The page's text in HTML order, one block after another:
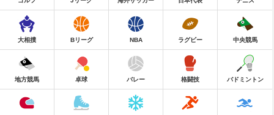
大相撲 Bリーグ NBA ラグビー 中央競馬
地方競馬 卓球 バレー 格闘技 バドミントン